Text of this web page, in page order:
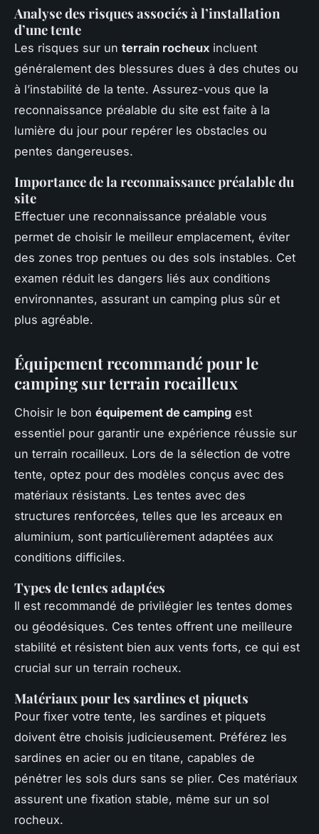
Analyse des risques associés à l’installation
d’une tente
Les risques sur un terrain rocheux incluent
généralement des blessures dues à des chutes ou
à l’instabilité de la tente. Assurez-vous que la
reconnaissance préalable du site est faite à la
lumière du jour pour repérer les obstacles ou
pentes dangereuses.
Importance de la reconnaissance préalable du
site
Effectuer une reconnaissance préalable vous
permet de choisir le meilleur emplacement, éviter
des zones trop pentues ou des sols instables. Cet
examen réduit les dangers liés aux conditions
environnantes, assurant un camping plus sûr et
plus agréable.
Équipement recommandé pour le
camping sur terrain rocailleux
Choisir le bon équipement de camping est
essentiel pour garantir une expérience réussie sur
un terrain rocailleux. Lors de la sélection de votre
tente, optez pour des modèles conçus avec des
matériaux résistants. Les tentes avec des
structures renforcées, telles que les arceaux en
aluminium, sont particulièrement adaptées aux
conditions difficiles.
Types de tentes adaptées
Il est recommandé de privilégier les tentes domes
ou géodésiques. Ces tentes offrent une meilleure
stabilité et résistent bien aux vents forts, ce qui est
crucial sur un terrain rocheux.
Matériaux pour les sardines et piquets
Pour fixer votre tente, les sardines et piquets
doivent être choisis judicieusement. Préférez les
sardines en acier ou en titane, capables de
pénétrer les sols durs sans se plier. Ces matériaux
assurent une fixation stable, même sur un sol
rocheux.